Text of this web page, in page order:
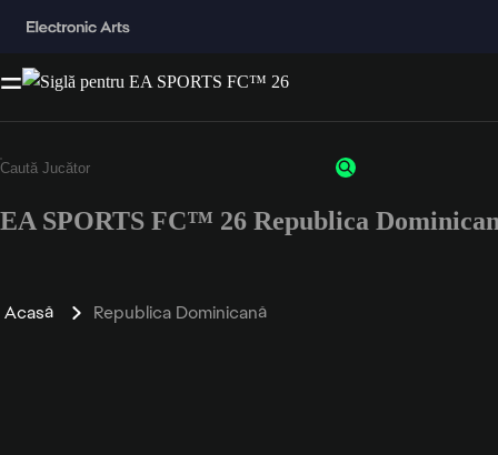
EA SPORTS FC™ 26 Republica
Acasă Republica Dominicană